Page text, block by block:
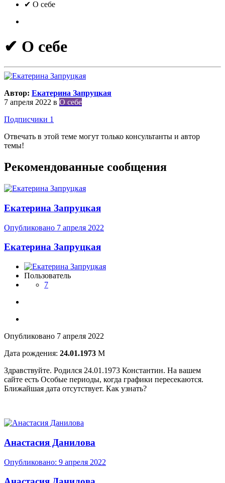
✔ О себе
✔ О себе
Автор: Екатерина Запруцкая
7 апреля 2022 в О себе
Подписчики 1
Отвечать в этой теме могут только консультанты и автор
темы!
Рекомендованные сообщения
Екатерина Запруцкая
Опубликовано 7 апреля 2022
Екатерина Запруцкая
Пользователь
7
Опубликовано 7 апреля 2022
Дата рождения: 24.01.1973 М
Здравствуйте. Родился 24.01.1973 Константин. На вашем
сайте есть Особые периоды, когда графики пересекаются.
Ближайшая дата отсутствует. Как узнать?
Анастасия Данилова
Опубликовано: 9 апреля 2022